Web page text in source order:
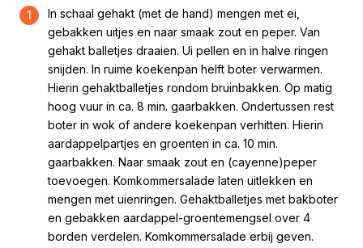
1
In schaal gehakt (met de hand) mengen met ei,
gebakken uitjes en naar smaak zout en peper. Van
gehakt balletjes draaien. Ui pellen en in halve ringen
snijden. In ruime koekenpan helft boter verwarmen.
Hierin gehaktballetjes rondom bruinbakken. Op matig
hoog vuur in ca. 8 min. gaarbakken. Ondertussen rest
boter in wok of andere koekenpan verhitten. Hierin
aardappelpartjes en groenten in ca. 10 min.
gaarbakken. Naar smaak zout en (cayenne)peper
toevoegen. Komkommersalade laten uitlekken en
mengen met uienringen. Gehaktballetjes met bakboter
en gebakken aardappel-groentemengsel over 4
borden verdelen. Komkommersalade erbij geven.